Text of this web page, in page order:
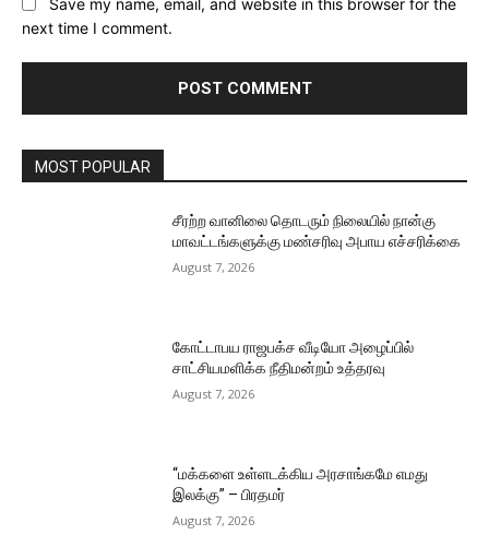
next time I comment.
MOST POPULAR
சீரற்ற வானிலை தொடரும் நிலையில் நான்கு
மாவட்டங்களுக்கு மண்சரிவு அபாய எச்சரிக்கை
August 7, 2026
கோட்டாபய ராஜபக்ச வீடியோ அழைப்பில்
சாட்சியமளிக்க நீதிமன்றம் உத்தரவு
August 7, 2026
“மக்களை உள்ளடக்கிய அரசாங்கமே எமது
இலக்கு” – பிரதமர்
August 7, 2026